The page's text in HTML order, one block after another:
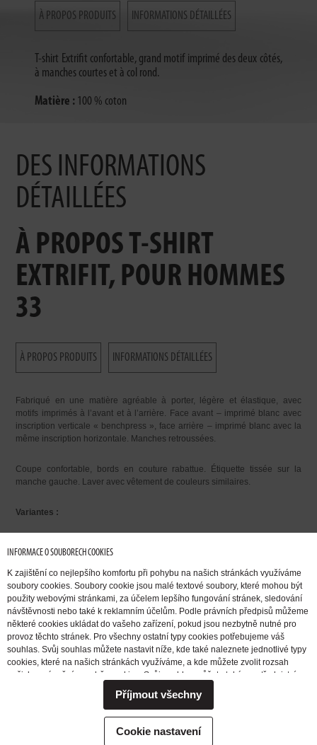
À PROPOS PRODUITS INFORMATIONS DÉTAILLÉES
T-shirt Extrifit confortable, grand motif imprimé des deux côtés,
à manches courtes et à col rond.
Matière : 100 % coton
DES INFORMATIONS
DÉTAILLÉES
À PROPOS T-SHIRT
EXTRIFIT, POUR HOMMES
33
À PROPOS PRODUITS INFORMATIONS DÉTAILLÉES
Fabriqué en une matière agréable à porter, légère et élastique, avec
motifs imprimés à l’avant et à l’arrière. Face avant – imprimé blanc avec
inscription verticale « benchpress », face arrière – imprimé blanc avec la
même inscription horizontale. Manches retroussées.
Coupe confortable, bords en couture rabattue. Étiquette tissée sur la
manche gauche. Laver avec vêtement de couleurs similaires.
Variantes :
Tailles :
Les points de mesures sont indiqués dans l’image attachée à titre illustratif
(les dimensions signalées sont approximatives et peuvent varier
légèrement).
largeur de la manche – 16 cm
INFORMACE O SOUBORECH COOKIES
K zajištění co nejlepšího komfortu při pohybu na našich stránkách využíváme
soubory cookies. Soubory cookie jsou malé textové soubory, které mohou být
použity webovými stránkami, za účelem lepšího fungování stránek, sledování
návštěvnosti nebo také k reklamním účelům. Podle právních předpisů můžeme
některé cookies ukládat do vašeho zařízení, pokud jsou nezbytně nutné pro
provoz těchto stránek. Pro všechny ostatní typy cookies potřebujeme váš
souhlas. Svůj souhlas můžete nastavit níže, kde také naleznete jednotlivé typy
cookies, které na našich stránkách využíváme, a kde můžete zvolit rozsah
našich oprávnění pro sběr cookies. Svůj souhlas můžete také prostřednictvím
změny vybrané varianty kdykoli změnit nebo zrušit. Pokud byste nás
potřebovali ohledně výkonu vašich práv v souvislosti se zpracováním cookies
Podrobné informace k souborům cookies a více o tom, kdo jsme a jak
Cookie nastavení
Příjmout všechny